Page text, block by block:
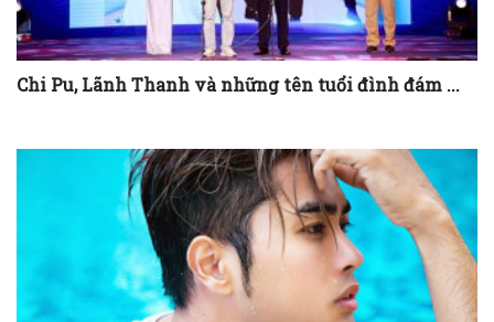
Chi Pu, Lãnh Thanh và những tên tuổi đình đám ...